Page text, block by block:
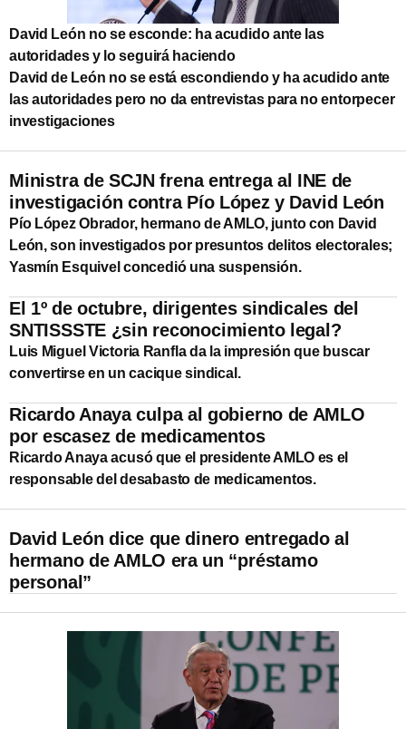
David León no se esconde: ha acudido ante las
autoridades y lo seguirá haciendo
David de León no se está escondiendo y ha acudido ante
las autoridades pero no da entrevistas para no entorpecer
investigaciones
Ministra de SCJN frena entrega al INE de
investigación contra Pío López y David León
Pío López Obrador, hermano de AMLO, junto con David
León, son investigados por presuntos delitos electorales;
Yasmín Esquivel concedió una suspensión.
El 1º de octubre, dirigentes sindicales del
SNTISSSTE ¿sin reconocimiento legal?
Luis Miguel Victoria Ranfla da la impresión que buscar
convertirse en un cacique sindical.
Ricardo Anaya culpa al gobierno de AMLO
por escasez de medicamentos
Ricardo Anaya acusó que el presidente AMLO es el
responsable del desabasto de medicamentos.
David León dice que dinero entregado al
hermano de AMLO era un “préstamo
personal”